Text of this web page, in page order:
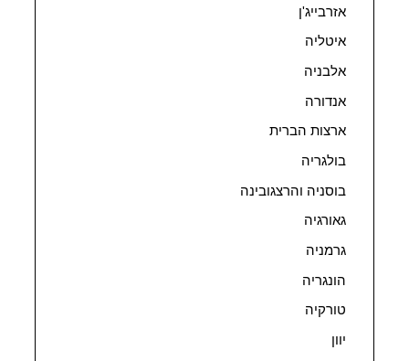
אזרבייג'ן
איטליה
אלבניה
אנדורה
ארצות הברית
בולגריה
בוסניה והרצגובינה
גאורגיה
גרמניה
הונגריה
טורקיה
יוון